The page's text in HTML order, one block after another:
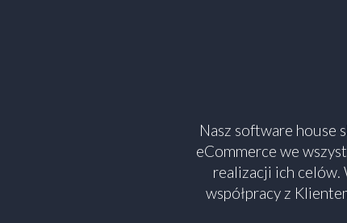
Nasz software house
eCommerce we
realizacji ich
współpracy z